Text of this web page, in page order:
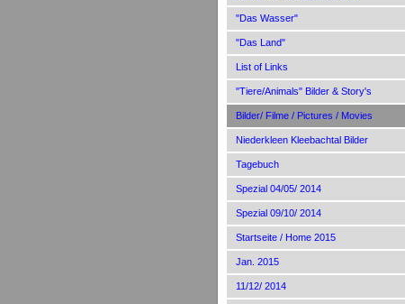
"Das Wasser"
"Das Land"
List of Links
"Tiere/Animals" Bilder & Story's
Bilder/ Filme / Pictures / Movies
Niederkleen Kleebachtal Bilder
Tagebuch
Spezial 04/05/ 2014
Spezial 09/10/ 2014
Startseite / Home 2015
Jan. 2015
11/12/ 2014